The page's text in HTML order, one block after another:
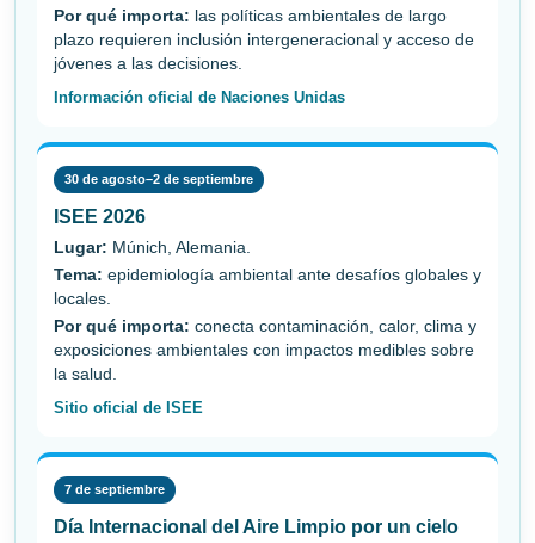
Por qué importa: las políticas ambientales de largo
plazo requieren inclusión intergeneracional y acceso de
jóvenes a las decisiones.
Información oficial de Naciones Unidas
30 de agosto–2 de septiembre
ISEE 2026
Lugar: Múnich, Alemania.
Tema: epidemiología ambiental ante desafíos globales y
locales.
Por qué importa: conecta contaminación, calor, clima y
exposiciones ambientales con impactos medibles sobre
la salud.
Sitio oficial de ISEE
7 de septiembre
Día Internacional del Aire Limpio por un cielo